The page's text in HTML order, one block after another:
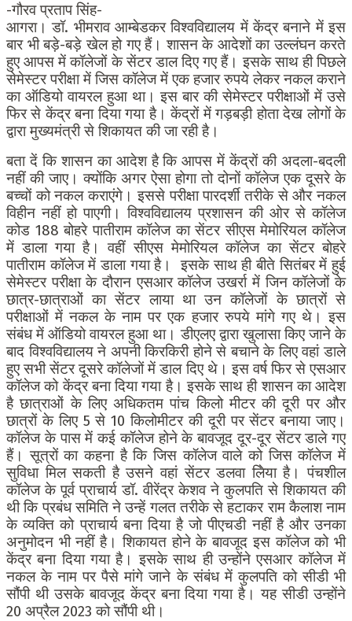
-गौरव प्रताप सिंह-
आगरा। डॉ. भीमराव आम्बेडकर विश्वविद्यालय में केंद्र बनाने में इस
बार भी बड़े-बड़े खेल हो गए हैं। शासन के आदेशों का उल्लंघन करते
हुए आपस में कॉलेजों के सेंटर डाल दिए गए हैं। इसके साथ ही पिछले
सेमेस्टर परीक्षा में जिस कॉलेज में एक हजार रुपये लेकर नकल कराने
का ऑडियो वायरल हुआ था। इस बार की सेमेस्टर परीक्षाओं में उसे
फिर से केंद्र बना दिया गया है। केंद्रों में गड़बड़ी होता देख लोगों के
द्वारा मुख्यमंत्री से शिकायत की जा रही है।
बता दें कि शासन का आदेश है कि आपस में केंद्रों की अदला-बदली
नहीं की जाए। क्योंकि अगर ऐसा होगा तो दोनों कॉलेज एक दूसरे के
बच्चों को नकल कराएंगे। इससे परीक्षा पारदर्शी तरीके से और नकल
विहीन नहीं हो पाएगी। विश्वविद्यालय प्रशासन की ओर से कॉलेज
कोड 188 बोहरे पातीराम कॉलेज का सेंटर सीएस मेमोरियल कॉलेज
में डाला गया है। वहीं सीएस मेमोरियल कॉलेज का सेंटर बोहरे
पातीराम कॉलेज में डाला गया है। इसके साथ ही बीते सितंबर में हुई
सेमेस्टर परीक्षा के दौरान एसआर कॉलेज उखर्रा में जिन कॉलेजों के
छात्र-छात्राओं का सेंटर लाया था उन कॉलेजों के छात्रों से
परीक्षाओं में नकल के नाम पर एक हजार रुपये मांगे गए थे। इस
संबंध में ऑडियो वायरल हुआ था। डीएलए द्वारा खुलासा किए जाने के
बाद विश्वविद्यालय ने अपनी किरकिरी होने से बचाने के लिए वहां डाले
हुए सभी सेंटर दूसरे कॉलेजों में डाल दिए थे। इस वर्ष फिर से एसआर
कॉलेज को केंद्र बना दिया गया है। इसके साथ ही शासन का आदेश
है छात्राओं के लिए अधिकतम पांच किलो मीटर की दूरी पर और
छात्रों के लिए 5 से 10 किलोमीटर की दूरी पर सेंटर बनाया जाए।
कॉलेज के पास में कई कॉलेज होने के बावजूद दूर-दूर सेंटर डाले गए
हैं। सूत्रों का कहना है कि जिस कॉलेज वाले को जिस कॉलेज में
सुविधा मिल सकती है उसने वहां सेंटर डलवा लिेया है। पंचशील
कॉलेज के पूर्व प्राचार्य डॉ. वीरेंद्र केशव ने कुलपति से शिकायत की
थी कि प्रबंध समिति ने उन्हें गलत तरीके से हटाकर राम कैलाश नाम
के व्यक्ति को प्राचार्य बना दिया है जो पीएचडी नहीं है और उनका
अनुमोदन भी नहीं है। शिकायत होने के बावजूद इस कॉलेज को भी
केंद्र बना दिया गया है। इसके साथ ही उन्होंने एसआर कॉलेज में
नकल के नाम पर पैसे मांगे जाने के संबंध में कुलपति को सीडी भी
सौंपी थी उसके बावजूद केंद्र बना दिया गया है। यह सीडी उन्होंने
20 अप्रैल 2023 को सौंपी थी।